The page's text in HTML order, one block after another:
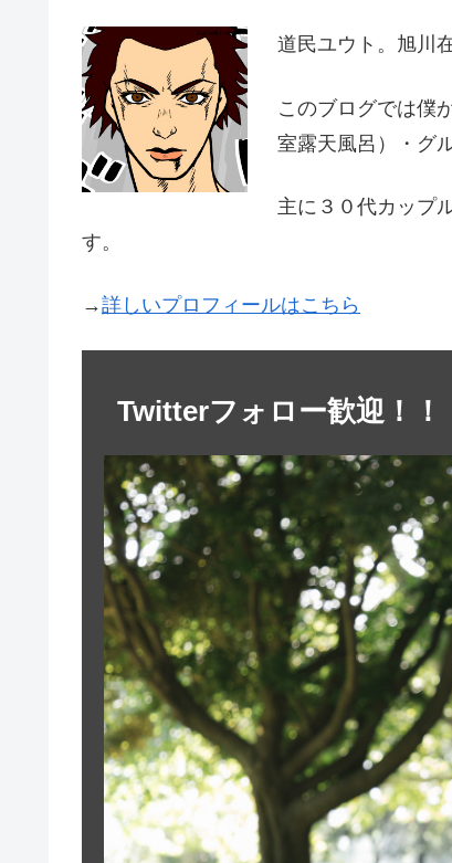
道民ユウト。旭川
このブログでは僕
室露天風呂）・グ
主に３０代カップ
す。
→詳しいプロフィールはこちら
Twitterフォロー歓迎！！